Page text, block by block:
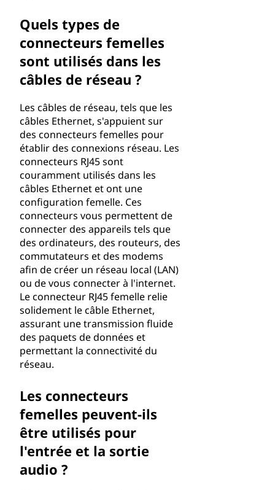
Quels types de
connecteurs femelles
sont utilisés dans les
câbles de réseau ?
Les câbles de réseau, tels que les
câbles Ethernet, s'appuient sur
des connecteurs femelles pour
établir des connexions réseau. Les
connecteurs RJ45 sont
couramment utilisés dans les
câbles Ethernet et ont une
configuration femelle. Ces
connecteurs vous permettent de
connecter des appareils tels que
des ordinateurs, des routeurs, des
commutateurs et des modems
afin de créer un réseau local (LAN)
ou de vous connecter à l'internet.
Le connecteur RJ45 femelle relie
solidement le câble Ethernet,
assurant une transmission fluide
des paquets de données et
permettant la connectivité du
réseau.
Les connecteurs
femelles peuvent-ils
être utilisés pour
l'entrée et la sortie
audio ?